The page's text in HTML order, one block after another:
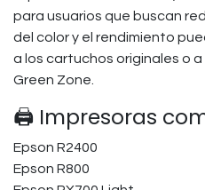
para usuarios que buscan
del color y el rendimiento
a los cartuchos originales o
Green Zone.
🖨️ Impresoras
Epson R2400
Epson R800